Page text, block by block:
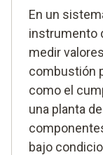
En un
instrumento
medir
combustión
como el
una planta
bajo